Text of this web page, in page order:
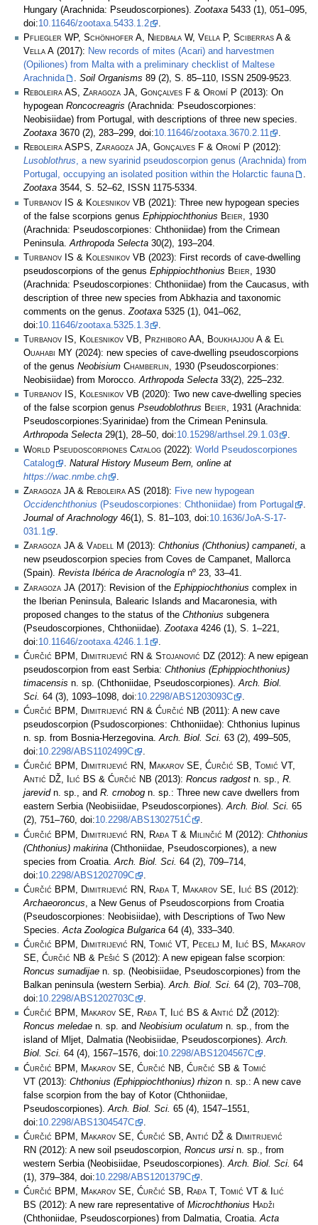
Hungary (Arachnida: Pseudoscorpiones). Zootaxa 5433 (1), 051–095,
doi:10.11646/zootaxa.5433.1.2
Pfliegler WP, Schönhofer A, Niedbała W, Vella P, Sciberras A &
Vella A (2017): New records of mites (Acari) and harvestmen
(Opiliones) from Malta with a preliminary checklist of Maltese
Arachnida
. Soil Organisms 89 (2), S. 85–110, ISSN 2509-9523.
Reboleira AS, Zaragoza JA, Gonçalves F & Oromí P (2013): On
hypogean Roncocreagris (Arachnida: Pseudoscorpiones:
Neobisiidae) from Portugal, with descriptions of three new species.
Zootaxa 3670 (2), 283–299, doi:10.11646/zootaxa.3670.2.11
.
Reboleira ASPS, Zaragoza JA, Gonçalves F & Oromí P (2012):
Lusoblothrus, a new syarinid pseudoscorpion genus (Arachnida) from
Portugal, occupying an isolated position within the Holarctic fauna
.
Zootaxa 3544, S. 52–62, ISSN 1175-5334.
Turbanov IS & Kolesnikov VB (2021): Three new hypogean species
of the false scorpions genus Ephippiochthonius Beier , 1930
(Arachnida: Pseudoscorpiones: Chthoniidae) from the Crimean
Peninsula. Arthropoda Selecta 30(2), 193–204.
Turbanov IS & Kolesnikov VB (2023): First records of cave-dwelling
pseudoscorpions of the genus Ephippiochthonius Beier, 1930
(Arachnida: Pseudoscorpiones: Chthoniidae) from the Caucasus, with
description of three new species from Abkhazia and taxonomic
comments on the genus.Zootaxa 5325 (1), 041–062,
doi:10.11646/zootaxa.5325.1.3
.
Turbanov IS, Kolesnikov VB, Przhiboro AA, Boukhajjou A & El
Ouahabi MY (2024): new species of cave-dwelling pseudoscorpions
of the genus Neobisium Chamberlin, 1930 (Pseudoscorpiones:
Neobisiidae) from Morocco.Arthropoda Selecta 33(2), 225–232.
Turbanov IS, Kolesnikov VB (2020): Two new cave-dwelling species
of the false scorpion genus Pseudoblothrus Beier, 1931 (Arachnida:
Pseudoscorpiones:Syarinidae) from the Crimean Peninsula.
Arthropoda Selecta 29(1), 28–50, doi:10.15298/arthsel.29.1.03
.
World Pseudoscorpiones Catalog (2022): World Pseudoscorpiones
Catalog
Natural History Museum Bern, online at
https://wac.nmbe.ch
Zaragoza JA & Reboleira AS (2018): Five new hypogean
Occidenchthonius (Pseudoscorpiones: Chthoniidae) from Portugal
.
Journal of Arachnology 46(1), S. 81–103, doi:10.1636/JoA-S-17-
031.1
.
Zaragoza JA & Vadell M (2013): Chthonius (Chthonius) campaneti, a
new pseudoscorpion species from Coves de Campanet, Mallorca
(Spain). Revista Ibérica de Aracnología nº 23, 33–41.
Zaragoza JA (2017): Revision of the Ephippiochthonius complex in
the Iberian Peninsula, Balearic Islands and Macaronesia, with
proposed changes to the status of the Chthonius subgenera
(Pseudoscorpiones, Chthoniidae). Zootaxa 4246 (1), S. 1–221,
doi:10.11646/zootaxa.4246.1.1
Ćurčić BPM, Dimitrijević RN & Stojanović DZ (2012): A new epigean
pseudoscorpion from east Serbia: Chthonius (Ephippiochthonius)
timacensis n. sp. (Chthoniidae, Pseudoscorpiones). Arch. Biol.
Sci. 64 (3), 1093–1098, doi:10.2298/ABS1203093C
Ćurčić BPM, Dimitrijević RN & Ćurčić NB (2011): A new cave
pseudoscorpion (Psudoscorpiones: Chthoniidae): Chthonius lupinus
n. sp. from Bosnia-Herzegovina.Arch. Biol. Sci. 63 (2), 499–505,
doi:10.2298/ABS1102499C
.
Ćurčić BPM, Dimitrijević RN, Makarov SE, Ćurčić SB, Tomić VT,
Antić DŽ, Ilić BS & Ćurčić NB (2013): Roncus radgost n. sp., R.
jarevidn. sp., and R. crnobog n. sp.: Three new cave dwellers from
eastern Serbia (Neobisiidae, Pseudoscorpiones).Arch. Biol. Sci. 65
(2), 751–760, doi:10.2298/ABS1302751Ć
.
Ćurčić BPM, Dimitrijević RN, Rađa T & Milinčić M (2012): Chthonius
(Chthonius) makirina (Chthoniidae, Pseudoscorpiones), a new
species from Croatia. Arch. Biol. Sci. 64 (2), 709–714,
doi:10.2298/ABS1202709C
Ćurčić BPM, Dimitrijević RN, Rađa T, Makarov SE, Ilić BS (2012):
Archaeoroncus, a New Genus of Pseudoscorpions from Croatia
(Pseudoscorpiones: Neobisiidae), with Descriptions of Two New
Species.Acta Zoologica Bulgarica 64 (4), 333–340.
Ćurčić BPM, Dimitrijević RN, Tomić VT, Pecelj M, Ilić BS, Makarov
SE, Ćurčić NB & Pešić S (2012): A new epigean false scorpion:
Roncus sumadijae n. sp. (Neobisiidae, Pseudoscorpiones) from the
Balkan peninsula (western Serbia).Arch. Biol. Sci. 64 (2), 703–708,
doi:10.2298/ABS1202703C
.
Ćurčić BPM, Makarov SE, Rađa T, Ilić BS & Antić DŽ (2012):
Roncus meledae n. sp. and Neobisium oculatum n. sp., from the
island of Mljet, Dalmatia (Neobisiidae, Pseudoscorpiones).Arch.
Biol. Sci. 64 (4), 1567–1576, doi:10.2298/ABS1204567C
.
Ćurčić BPM, Makarov SE, Ćurčić NB, Ćurčić SB & Tomić
VT (2013): Chthonius (Ephippiochthonius) rhizon n. sp.: A new cave
false scorpion from the bay of Kotor (Chthoniidae,
Pseudoscorpiones). Arch. Biol. Sci. 65 (4), 1547–1551,
doi:10.2298/ABS1304547C
Ćurčić BPM, Makarov SE, Ćurčić SB, Antić DŽ & Dimitrijević
RN (2012): A new soil pseudoscorpion, Roncus ursi n. sp., from
western Serbia (Neobisiidae, Pseudoscorpiones).Arch. Biol. Sci. 64
(1), 379–384, doi:10.2298/ABS1201379C
.
Ćurčić BPM, Makarov SE, Ćurčić SB, Rađa T, Tomić VT & Ilić
BS (2012): A new rare representative of Microchthonius Hadži
(Chthoniidae, Pseudoscorpiones) from Dalmatia, Croatia.Acta